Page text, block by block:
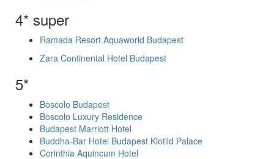
4* super
Ramada Resort Aquaworld Budapest
Zara Continental Hotel Budapest
5*
Boscolo Budapest
Boscolo Luxury Residence
Budapest Marriott Hotel
Buddha-Bar Hotel Budapest Klotild Palace
Corinthia Aquincum Hotel